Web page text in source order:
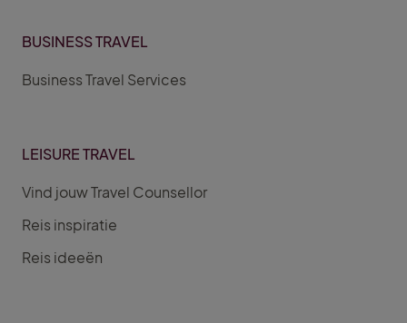
BUSINESS TRAVEL
Business Travel Services
LEISURE TRAVEL
Vind jouw Travel Counsellor
Reis inspiratie
Reis ideeën